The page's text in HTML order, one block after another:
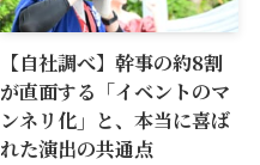
【自社調べ】幹事の約8割
が直面する「イベントのマ
ンネリ化」と、本当に喜ば
れた演出の共通点